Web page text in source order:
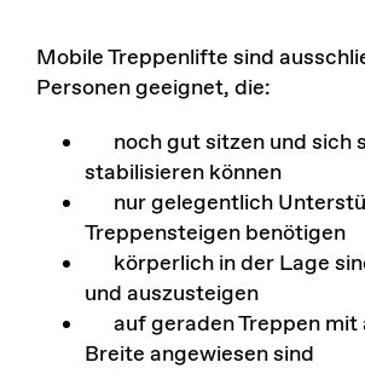
Mobile Treppenlifte sind
Personen geeignet, die:
noch gut sitzen und sich
stabilisieren können
nur gelegentlich
Treppensteigen benötigen
körperlich in der Lage
und auszusteigen
auf geraden Treppen
Breite angewiesen sind